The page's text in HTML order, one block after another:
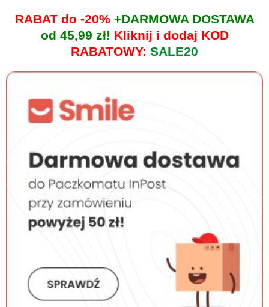
RABAT do -20%+DARMOWA DOSTAWA
od 45,99 zł! Kliknij i dodaj KOD
RABATOWY: SALE20